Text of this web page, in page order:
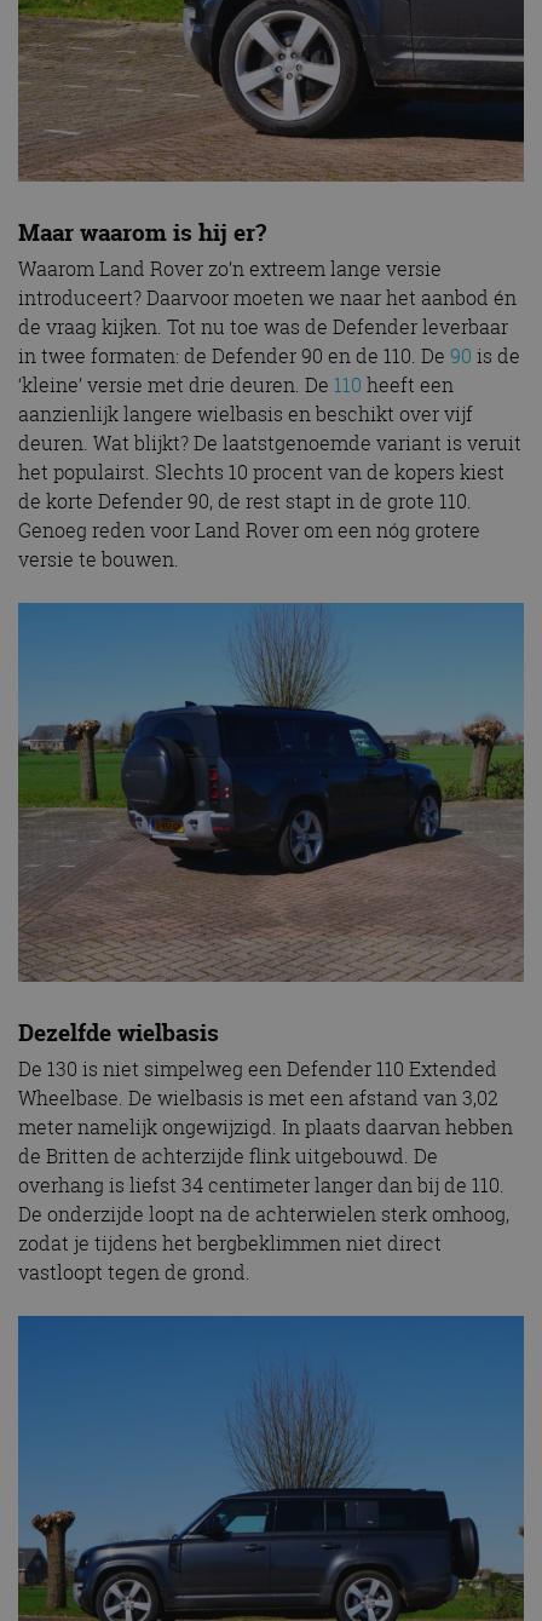
Maar waarom is hij er?
Waarom Land Rover zo’n extreem lange versie
introduceert? Daarvoor moeten we naar het aanbod én
de vraag kijken. Tot nu toe was de Defender leverbaar
in twee formaten: de Defender 90 en de 110. De 90 is de
‘kleine’ versie met drie deuren. De 110 heeft een
aanzienlijk langere wielbasis en beschikt over vijf
deuren. Wat blijkt? De laatstgenoemde variant is veruit
het populairst. Slechts 10 procent van de kopers kiest
de korte Defender 90, de rest stapt in de grote 110.
Genoeg reden voor Land Rover om een nóg grotere
versie te bouwen.
Dezelfde wielbasis
De 130 is niet simpelweg een Defender 110 Extended
Wheelbase. De wielbasis is met een afstand van 3,02
meter namelijk ongewijzigd. In plaats daarvan hebben
de Britten de achterzijde flink uitgebouwd. De
overhang is liefst 34 centimeter langer dan bij de 110.
De onderzijde loopt na de achterwielen sterk omhoog,
zodat je tijdens het bergbeklimmen niet direct
vastloopt tegen de grond.